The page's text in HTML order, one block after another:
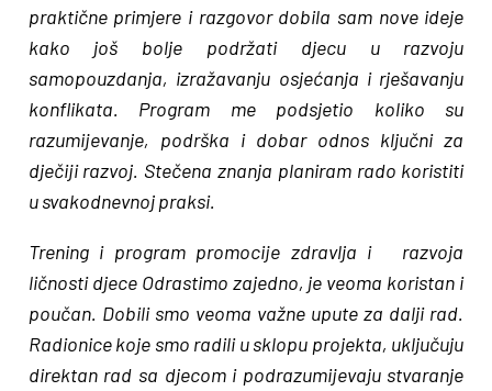
praktične primjere i razgovor dobila sam nove ideje
kako još bolje podržati djecu u razvoju
samopouzdanja, izražavanju osjećanja i rješavanju
konflikata. Program me podsjetio koliko su
razumijevanje, podrška i dobar odnos ključni za
dječiji razvoj. Stečena znanja planiram rado koristiti
u svakodnevnoj praksi.
Trening i program promocije zdravlja i razvoja
ličnosti djece Odrastimo zajedno, je veoma koristan i
poučan. Dobili smo veoma važne upute za dalji rad.
Radionice koje smo radili u sklopu projekta, uključuju
direktan rad sa djecom i podrazumijevaju stvaranje